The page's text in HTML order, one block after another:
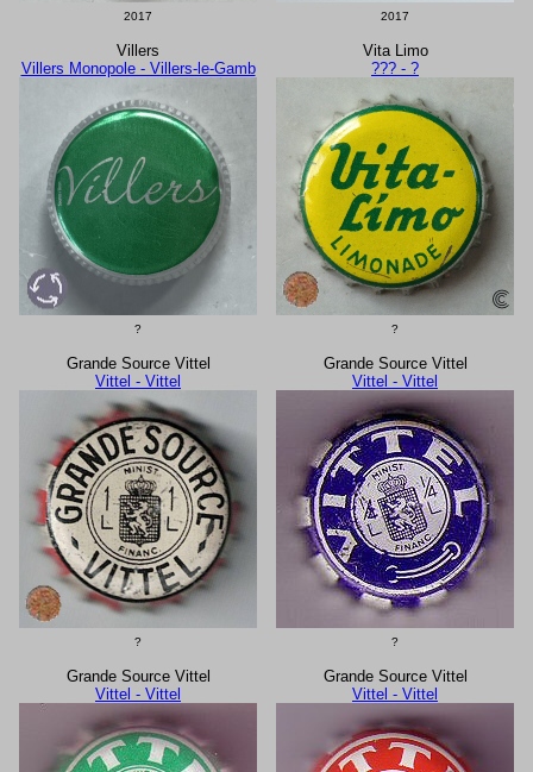
2017 2017
Villers
Villers Monopole - Villers-le-Gamb
?
Vita Limo
??? - ?
?
Grande Source Vittel
Vittel - Vittel
?
Grande Source Vittel
Vittel - Vittel
?
Grande Source Vittel
Vittel - Vittel
Grande Source Vittel
Vittel - Vittel